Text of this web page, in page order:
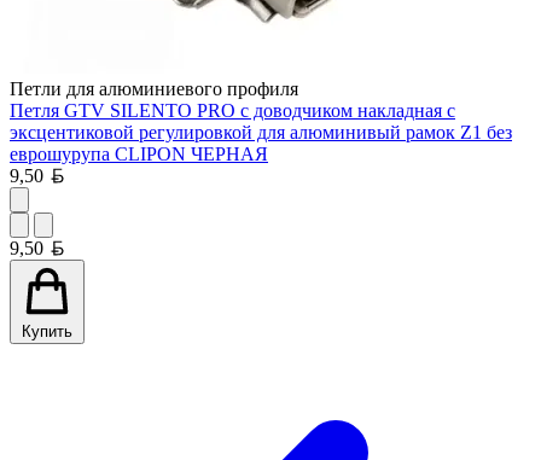
Петли для алюминиевого профиля
Петля GTV SILENTO PRO с доводчиком накладная с
эксцентиковой регулировкой для алюминивый рамок Z1 без
еврошурупа CLIPON ЧЕРНАЯ
9,50
9,50
Купить